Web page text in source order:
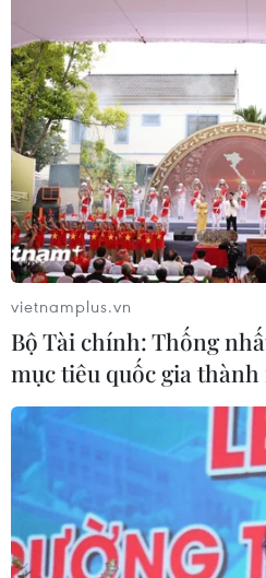
vietnamplus.vn
Bộ Tài chính: Thống
mục tiêu quốc gia